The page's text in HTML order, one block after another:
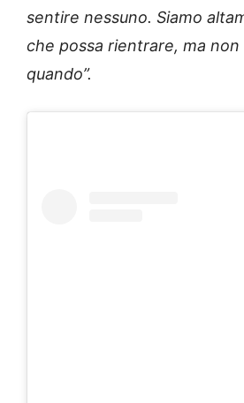
sentire nessuno. Siamo
che possa rientrare, ma non
quando”.